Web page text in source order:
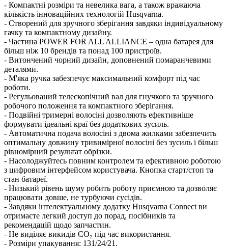
- Компактні розміри та невелика вага, а також вражаюча
кількість інноваційних технологій Husqvarna.
- Створений для зручного зберігання завдяки індивідуальному
гачку та компактному дизайну.
- Частина POWER FOR ALL ALLIANCE – одна батарея для
більш ніж 10 брендів та понад 100 пристроїв.
- Витончений чорний дизайн, доповнений помаранчевими
деталями.
- М'яка ручка забезпечує максимальний комфорт під час
роботи.
- Регульований телескопічний вал для гнучкого та зручного
робочого положення та компактного зберігання.
- Подвійні тримерні волосіні дозволяють ефективніше
формувати ідеальні краї без додаткових зусиль.
- Автоматична подача волосіні з двома жилками забезпечить
оптимальну довжину тривимірної волосіні без зусиль і більш
рівномірний результат обрізки.
- Насолоджуйтесь повним контролем та ефективною роботою
з цифровим інтерфейсом користувача. Кнопка старт/стоп та
стан батареї.
- Низький рівень шуму робить роботу приємною та дозволяє
працювати довше, не турбуючи сусідів.
- Завдяки інтелектуальному додатку Husqvarna Connect ви
отримаєте легкий доступ до порад, посібників та
рекомендацій щодо запчастин.
- Не виділяє викидів CO₂ під час використання.
- Розміри упакування: 131/24/21.